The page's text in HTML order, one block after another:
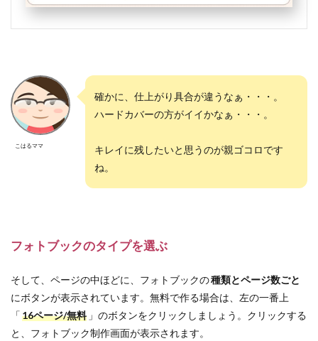
こはるママ
確かに、仕上がり具合が違うなぁ・・・。
ハードカバーの方がイイかなぁ・・・。
キレイに残したいと思うのが親ゴコロです
ね。
フォトブックのタイプを選ぶ
そして、ページの中ほどに、フォトブックの種類とページ数ごと
にボタンが表示されています。無料で作る場合は、左の一番上
「16ページ/無料 」のボタンをクリックしましょう。クリックする
と、フォトブック制作画面が表示されます。